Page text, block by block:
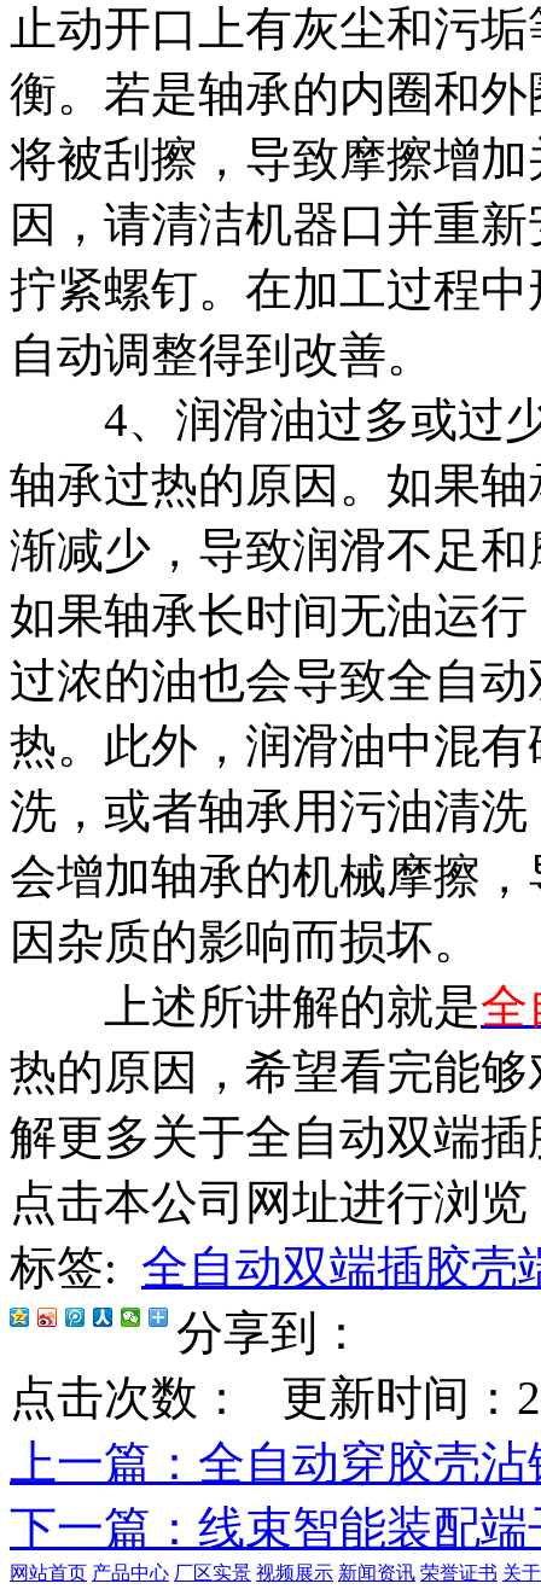
止动开口上有灰尘和污
衡。若是轴承的内圈和
将被刮擦，导致摩擦增
因，请清洁机器口并重
拧紧螺钉。在加工过程
自动调整得到改善。
4、润滑油过多或过少
轴承过热的原因。如果
渐减少，导致润滑不足
如果轴承长时间无油运
过浓的油也会导致全自
热。此外，润滑油中混
洗，或者轴承用污油清
会增加轴承的机械摩擦
因杂质的影响而损坏。
上述所讲解的就是全
热的原因，希望看完能
解更多关于全自动双端
点击本公司网址进行浏览
标签: 全自动双端插胶壳
分享到：
点击次数：
更新时间：
上一篇 ：全自动穿胶壳
下一篇 ：线束智能装配
网站首页 产品中心 厂区实景 视频展示 新闻资讯 荣誉证书 关